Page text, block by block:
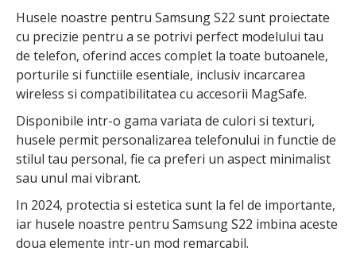
Husele noastre pentru Samsung S22 sunt proiectate
cu precizie pentru a se potrivi perfect modelului tau
de telefon, oferind acces complet la toate butoanele,
porturile si functiile esentiale, inclusiv incarcarea
wireless si compatibilitatea cu accesorii MagSafe.
Disponibile intr-o gama variata de culori si texturi,
husele permit personalizarea telefonului in functie de
stilul tau personal, fie ca preferi un aspect minimalist
sau unul mai vibrant.
In 2024, protectia si estetica sunt la fel de importante,
iar husele noastre pentru Samsung S22 imbina aceste
doua elemente intr-un mod remarcabil.